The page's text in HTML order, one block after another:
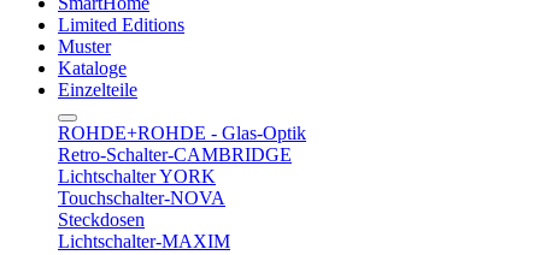
Limited Editions
Muster
Kataloge
Einzelteile
ROHDE+ROHDE - Glas-Optik
Retro-Schalter-CAMBRIDGE
Lichtschalter YORK
Touchschalter-NOVA
Steckdosen
Lichtschalter-MAXIM